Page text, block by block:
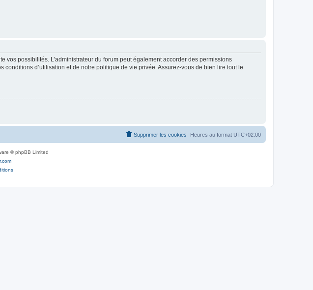
vos possibilités. L’administrateur du forum peut également accorder des permissions
d’utilisation et de notre politique de vie privée. Assurez-vous de bien lire tout le
Heures au format UTC+02:00
Supprimer les cookies
© phpBB Limited